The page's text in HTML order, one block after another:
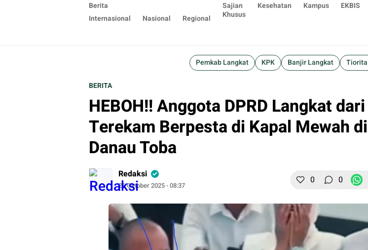
Berita
Internasional
Nasional Regional
Sajian
Khusus
Kesehatan Kampus EKBIS
Pemkab Langkat KPK Banjir Langkat Tiorita
BERITA
HEBOH!! Anggota DPRD Langkat
Terekam Berpesta di Kapal Mewah di
Danau Toba
Redaksi
26 Oktober 2025 - 08:37 0 0